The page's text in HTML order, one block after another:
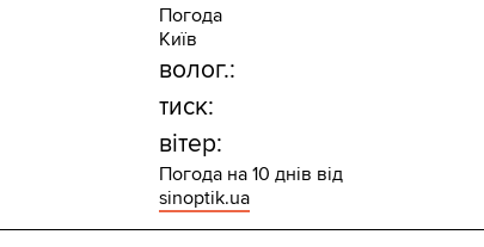
Погода
Київ
волог.:
тиск:
вітер:
Погода на 10 днів від
sinoptik.ua